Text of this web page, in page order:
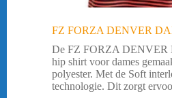
FZ FORZA DENVER
De FZ FORZA DENVER
hip shirt voor dames
polyester. Met de Soft
technologie. Dit zorgt